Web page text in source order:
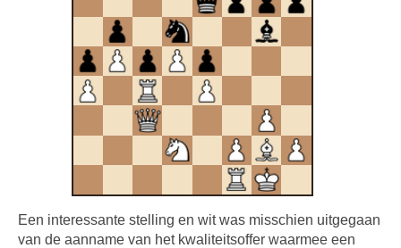
Een interessante stelling en wit was misschien uitgegaan
van de aanname van het kwaliteitsoffer waarmee een